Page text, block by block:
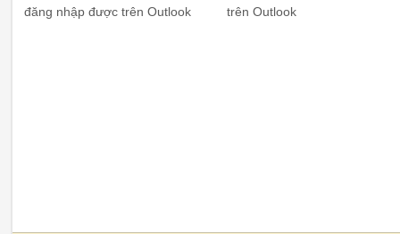
đăng nhập được trên Outlook
trên Outlook